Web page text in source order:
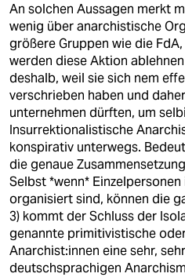
An solchen Aussagen merkt
wenig über anarchistische
größere Gruppen wie die
werden diese Aktion
deshalb, weil sie sich nem
verschrieben haben und
unternehmen dürften, um
Insurrektionalistische
konspirativ unterwegs.
die genaue
Selbst *wenn*
organisiert sind, können die
3) kommt der Schluss der
genannte primitivistische
Anarchist:innen eine sehr,
deutschsprachigen